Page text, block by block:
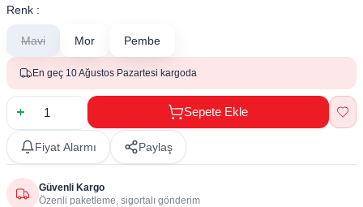
Renk :
Mavi Mor Pembe
En geç 10 Ağustos Pazartesi kargoda
Sepete Ekle
Fiyat Alarmı Paylaş
Güvenli Kargo
Özenli paketleme, sigortalı gönderim